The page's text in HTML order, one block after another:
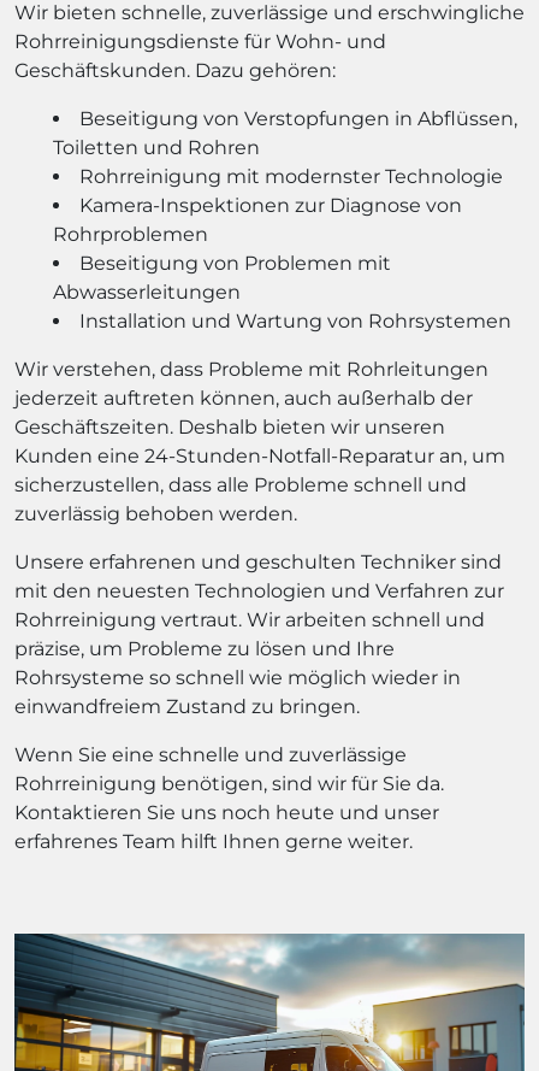
Wir bieten schnelle, zuverlässige und erschwingliche
Rohrreinigungsdienste für Wohn- und
Geschäftskunden. Dazu gehören:
Beseitigung von Verstopfungen in Abflüssen,
Toiletten und Rohren
Rohrreinigung mit modernster Technologie
Kamera-Inspektionen zur Diagnose von
Rohrproblemen
Beseitigung von Problemen mit
Abwasserleitungen
Installation und Wartung von Rohrsystemen
Wir verstehen, dass Probleme mit Rohrleitungen
jederzeit auftreten können, auch außerhalb der
Geschäftszeiten. Deshalb bieten wir unseren
Kunden eine 24-Stunden-Notfall-Reparatur an, um
sicherzustellen, dass alle Probleme schnell und
zuverlässig behoben werden.
Unsere erfahrenen und geschulten Techniker sind
mit den neuesten Technologien und Verfahren zur
Rohrreinigung vertraut. Wir arbeiten schnell und
präzise, um Probleme zu lösen und Ihre
Rohrsysteme so schnell wie möglich wieder in
einwandfreiem Zustand zu bringen.
Wenn Sie eine schnelle und zuverlässige
Rohrreinigung benötigen, sind wir für Sie da.
Kontaktieren Sie uns noch heute und unser
erfahrenes Team hilft Ihnen gerne weiter.